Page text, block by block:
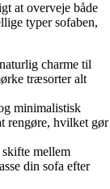
at overveje både
typer sofaben,
charme til
træsorter alt
minimalistisk
rengøre, hvilket gør
mellem
din sofa efter